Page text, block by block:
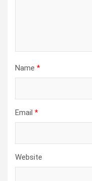
Name *
Email *
Website